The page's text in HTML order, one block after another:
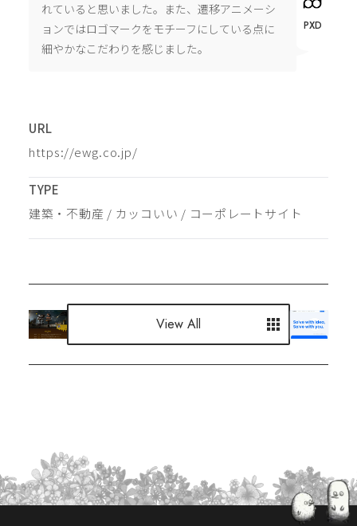
れていると思いました。また、遷移アニメーシ
ョンではロゴマークをモチーフにしている点に
細やかなこだわりを感じました。
PXD
URL
https://ewg.co.jp/
TYPE
建築・不動産 / カッコいい / コーポレートサイト
View All
View All